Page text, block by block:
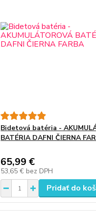
Bidetová batéria -
BATÉRIA DAFNI ČIERNA
65,99 €
53,65 € bez DPH
Pridať do